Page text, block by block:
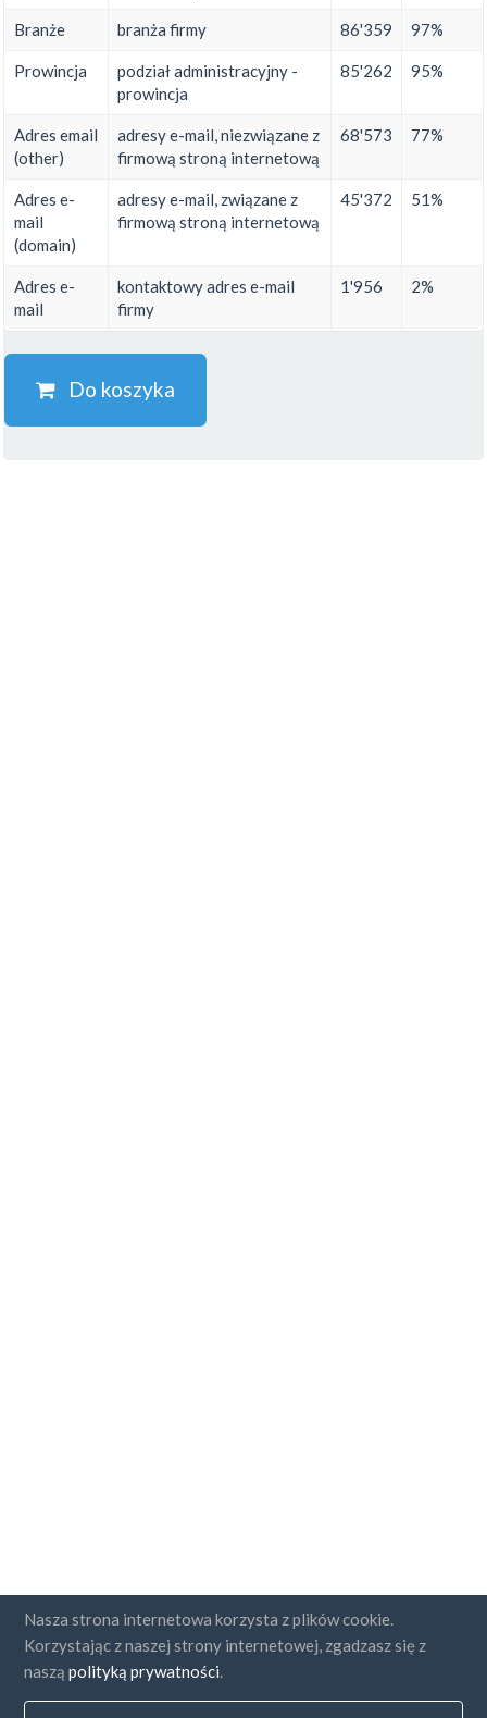
Branże branża firmy 86'359 97%
Prowincja
podział administracyjny -
prowincja
85'262 95%
Adres email
(other)
adresy e-mail, niezwiązane z
firmową stroną internetową
68'573 77%
Adres e-
mail
(domain)
adresy e-mail, związane z
firmową stroną internetową
45'372 51%
Adres e-
mail
kontaktowy adres e-mail
firmy
1'956 2%
Do koszyka
Nasza strona internetowa korzysta z plików cookie.
Korzystając z naszej strony internetowej, zgadzasz się z
nasząpolityką prywatności